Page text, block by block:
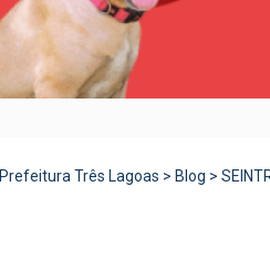
Prefeitura Três Lagoas > Blog >